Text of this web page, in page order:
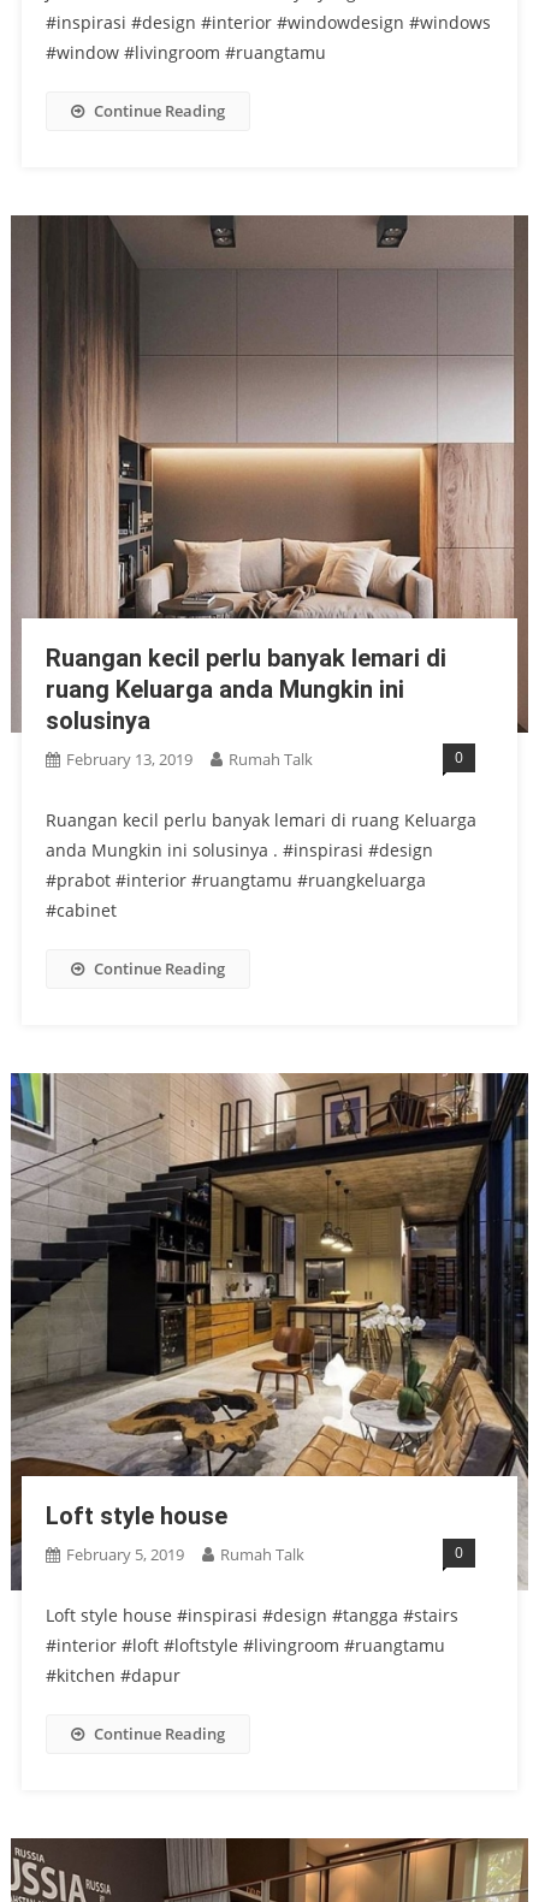
#inspirasi #design #interior #windowdesign #windows
#window #livingroom #ruangtamu
Continue Reading
Ruangan kecil perlu banyak lemari di
ruang Keluarga anda Mungkin ini
solusinya
February 13, 2019 Rumah Talk 0
Ruangan kecil perlu banyak lemari di ruang Keluarga
anda Mungkin ini solusinya . #inspirasi #design
#prabot #interior #ruangtamu #ruangkeluarga
#cabinet
Continue Reading
Loft style house
February 5, 2019 Rumah Talk 0
Loft style house #inspirasi #design #tangga #stairs
#interior #loft #loftstyle #livingroom #ruangtamu
#kitchen #dapur
Continue Reading